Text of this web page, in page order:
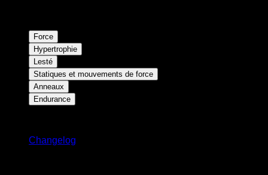
Force
Hypertrophie
Lesté
Statiques et mouvements de force
Anneaux
Endurance
Changelog